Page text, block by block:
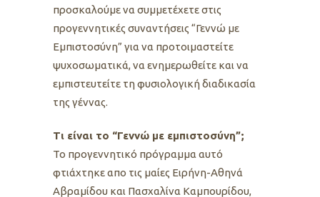
προσκαλούμε να συμμετέχετε στις
προγεννητικές συναντήσεις “Γεννώ με
Εμπιστοσύνη” για να προτοιμαστείτε
ψυχοσωματικά, να ενημερωθείτε και να
εμπιστευτείτε τη φυσιολογική διαδικασία
της γέννας.
Tι είναι το “Γεννώ με εμπιστοσύνη”;
Το προγεννητικό πρόγραμμα αυτό
φτιάχτηκε απο τις μαίες Ειρήνη-Αθηνά
Αβραμίδου και Πασχαλίνα Καμπουρίδου,